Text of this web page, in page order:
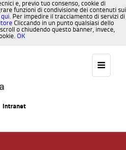
e, previo tuo consenso, cookie di
funzioni di condivisione dei contenuti sui
. Per impedire il tracciamento di servizi di
Cliccando in un punto qualsiasi dello
o chiudendo questo banner, invece,
OK
Intranet